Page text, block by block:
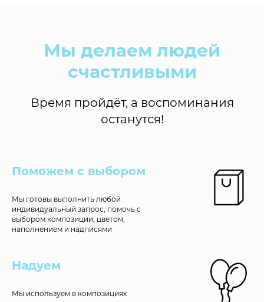
Мы делаем людей
счастливыми
Время пройдёт, а воспоминания
останутся!
Поможем с выбором
Мы готовы выполнить любой
индивидуальный запрос, помочь с
выбором композиции, цветом,
наполнением и надписями
Надуем
Мы используем в композициях